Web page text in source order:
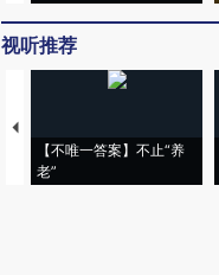
视听推荐
【不唯一答案】不止“养
老”